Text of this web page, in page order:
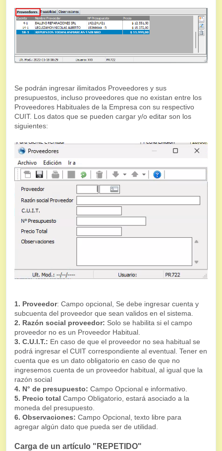
Se podrán ingresar ilimitados Proveedores y sus
presupuestos, incluso proveedores que no existan entre los
Proveedores Habituales de la Empresa con su respectivo
CUIT. Los datos que se pueden cargar y/o editar son los
siguientes:
1. Proveedor: Campo opcional, Se debe ingresar cuenta y
subcuenta del proveedor que sean validos en el sistema.
2. Razón social proveedor: Solo se habilita si el campo
proveedor no es un Proveedor Habitual.
3. C.U.I.T.: En caso de que el proveedor no sea habitual se
podrá ingresar el CUIT correspondiente al eventual. Tener en
cuenta que es un dato obligatorio en caso de que no
ingresemos cuenta de un proveedor habitual, al igual que la
razón social
4. N° de presupuesto: Campo Opcional e informativo.
5. Precio total Campo Obligatorio, estará asociado a la
moneda del presupuesto.
6. Observaciones: Campo Opcional, texto libre para
agregar algún dato que pueda ser de utilidad.
Carga de un artículo "REPETIDO"